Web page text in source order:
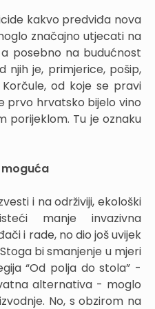
kakvo predviđa nova
značajno utjecati na
posebno na budućnost
njih je, primjerice, pošip,
od koje se pravi
prvo hrvatsko bijelo vino
porijeklom. Tu je oznaku
moguća
i na održiviji, ekološki
manje invazivna
i rade, no dio još uvijek
bi smanjenje u mjeri
“Od polja do stola” -
alternativa - moglo
No, s obzirom na